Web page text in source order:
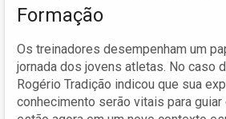
Formação
Os treinadores desempenham um
jornada dos jovens atletas. No caso
Rogério Tradição indicou que sua
conhecimento serão vitais para